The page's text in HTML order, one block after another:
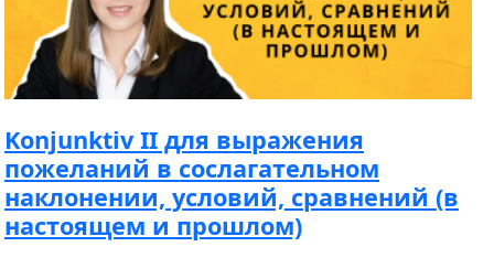
Konjunktiv II для выражения
пожеланий в сослагательном
наклонении, условий, сравнений (в
настоящем и прошлом)